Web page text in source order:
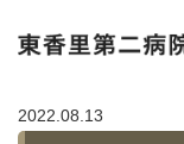
2022.08.13